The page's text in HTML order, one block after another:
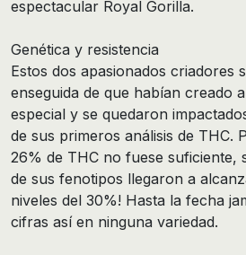
espectacular Royal Gorilla.
Genética y resistencia
Estos dos apasionados criadores
enseguida de que habían creado
especial y se quedaron
de sus primeros análisis de THC.
26% de THC no fuese suficiente,
de sus fenotipos llegaron a
niveles del 30%! Hasta la fecha
cifras así en ninguna variedad.